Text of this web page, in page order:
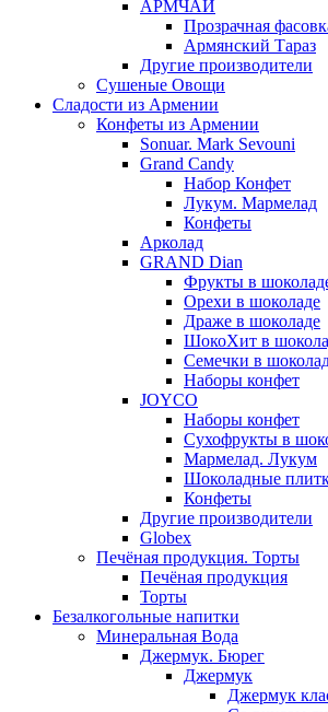
АРМЧАЙ
Прозрачная
Армянский Тараз
Другие производители
Сушеные Овощи
Сладости из Армении
Конфеты из Армении
Sonuar. Mark Sevouni
Grand Candy
Набор Конфет
Лукум. Мармелад
Конфеты
Арколад
GRAND Dian
Фрукты в
Орехи в шоколаде
Драже в шоколаде
ШокоХит в
Семечки в
Наборы конфет
JOYCO
Наборы конфет
Сухофрукты в
Мармелад. Лукум
Шоколадные
Конфеты
Другие производители
Globex
Печёная продукция. Торты
Печёная продукция
Торты
Безалкогольные напитки
Минеральная Вода
Джермук. Бюрег
Джермук
Джермук